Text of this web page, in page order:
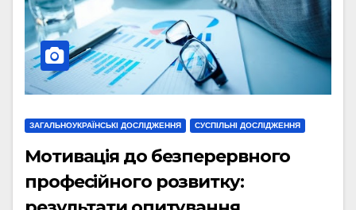
ЗАГАЛЬНОУКРАЇНСЬКІ ДОСЛІДЖЕННЯ СУСПІЛЬНІ ДОСЛІДЖЕННЯ
Мотивація до безперервного
професійного розвитку: